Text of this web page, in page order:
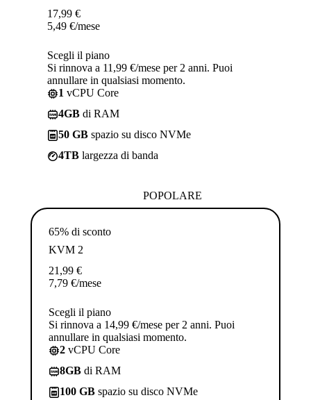
17,99 €
5,49 €/mese
Scegli il piano
Si rinnova a 11,99 €/mese per 2 anni. Puoi
annullare in qualsiasi momento.
1 vCPU Core
4GB di RAM
50 GB spazio su disco NVMe
4TB largezza di banda
POPOLARE
65% di sconto
KVM 2
21,99 €
7,79 €/mese
Scegli il piano
Si rinnova a 14,99 €/mese per 2 anni. Puoi
annullare in qualsiasi momento.
2 vCPU Core
8GB di RAM
100 GB spazio su disco NVMe